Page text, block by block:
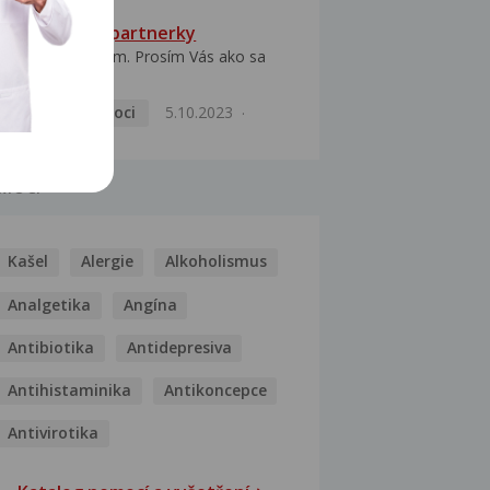
HPV typ 52 u partnerky
Dobrý deň prajem. Prosím Vás ako sa
Pohlavní nemoci
5.10.2023
Kašel Alergie Alkoholismus
Analgetika Angína
Antibiotika Antidepresiva
Antihistaminika Antikoncepce
Antivirotika